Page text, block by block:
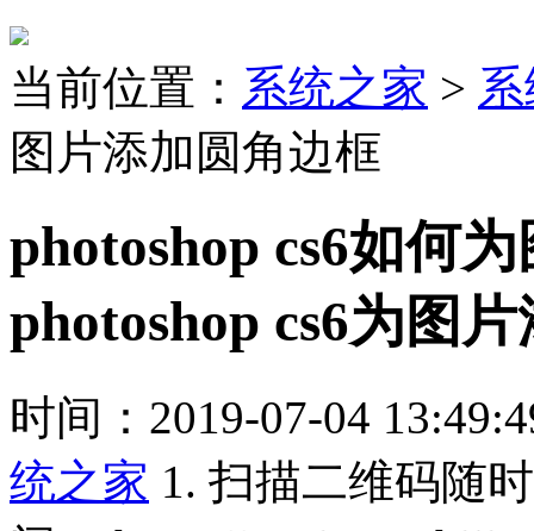
当前位置： 系统之家 >
图片添加圆角边框
photoshop cs6如何
photoshop cs6为图
时间：2019-07-04
统之家 1. 扫描二维码随